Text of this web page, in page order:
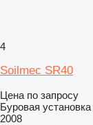
4
Soilmec SR40
Цена по запросу
Буровая установка
2008